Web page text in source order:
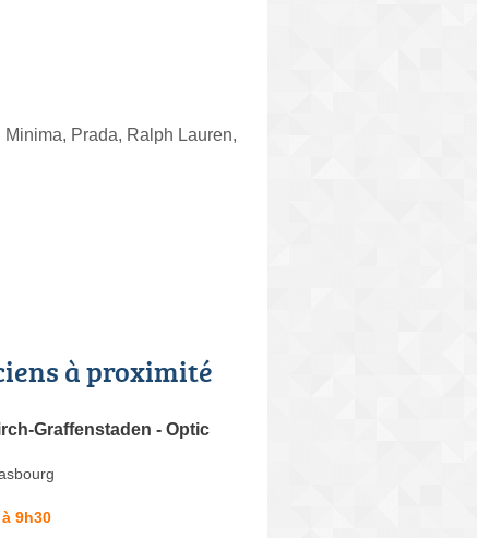
Prada, Ralph Lauren,
à proximité
Graffenstaden - Optic
9h30